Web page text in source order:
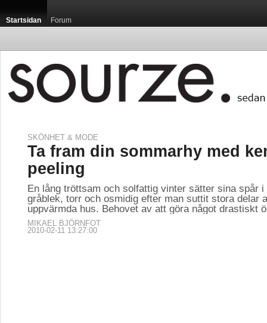
Startsidan Forum
SKÖNHET & MODE
Ta fram din sommarhy med
peeling
En lång tröttsam och solfattig vinter sätter sina spår i
gråblek, torr och osmidig efter man suttit stora delar
uppvärmda hus. Behovet av att göra något drastiskt
MIKAEL BJÖRNFOT
2010-02-11 13:27:00
Det doftar av